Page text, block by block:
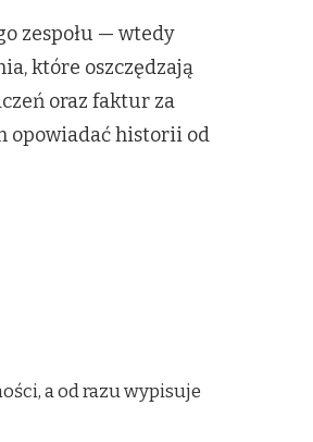
zespołu — wtedy
które oszczędzają
oraz faktur za
opowiadać historii od
a od razu wypisuje